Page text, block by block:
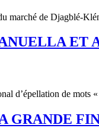
marché de Djagblé-
ET
d’épellation de mots